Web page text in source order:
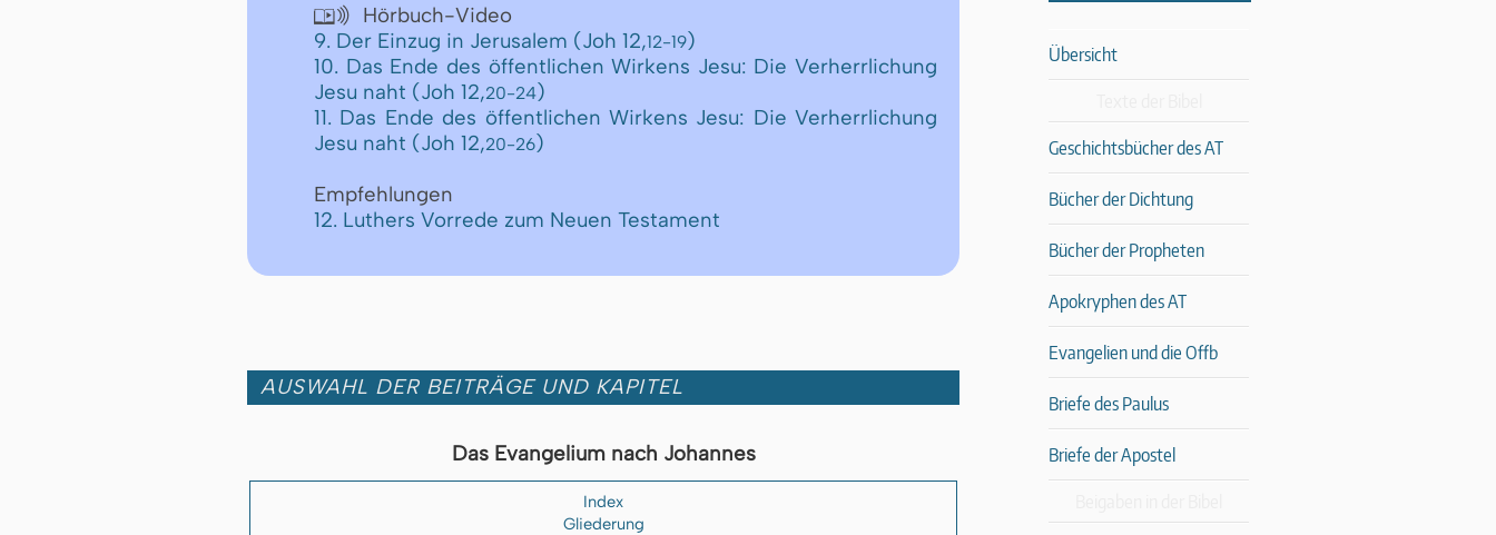

Hörbuch-Video
9. Der Einzug in Jerusalem (Joh 12,12-19)
10. Das Ende des öffentlichen Wirkens Jesu: Die Verherrlichung
Jesu naht (Joh 12,20-24)
11. Das Ende des öffentlichen Wirkens Jesu: Die Verherrlichung
Jesu naht (Joh 12,20-26)
Empfehlungen
12. Luthers Vorrede zum Neuen Testament
AUSWAHL DER BEITRÄGE UND KAPITEL
Das Evangelium nach Johannes
Index
Gliederung
Übersicht
Geschichtsbücher des AT
Bücher der Dichtung
Bücher der Propheten
Apokryphen des AT
Evangelien und die Offb
Briefe des Paulus
Briefe der Apostel